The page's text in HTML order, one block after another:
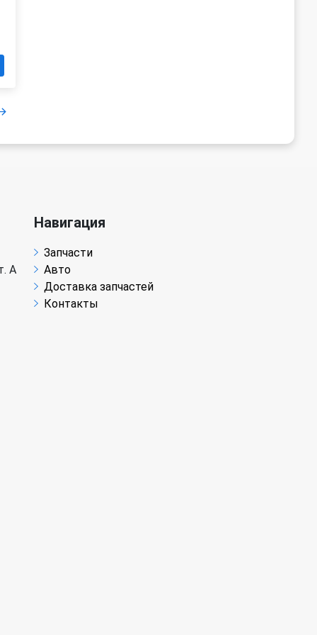
А
Навигация
Запчасти
Авто
Доставка запчастей
Контакты